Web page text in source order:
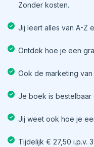
Zonder kosten.
Jij leert alles van A-Z
Ontdek hoe je een
Ook de marketing
Je boek is
Jij weet ook hoe je
Tijdelijk € 27,50 i.p.v.